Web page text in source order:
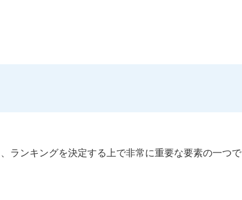
ランキングを決定する上で非常に重要な要素の一つで